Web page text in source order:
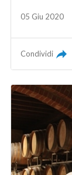
05 Giu 2020
Condividi